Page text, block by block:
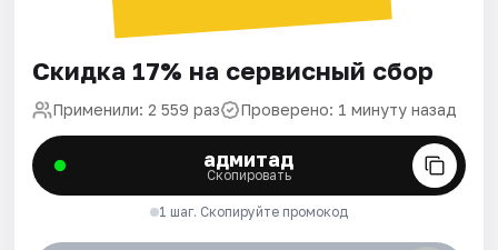
Скидка 17% на сервисный сбор
Применили: 2 559 раз Проверено: 1 минуту назад
адмитад
Скопировать
1 шаг. Скопируйте промокод